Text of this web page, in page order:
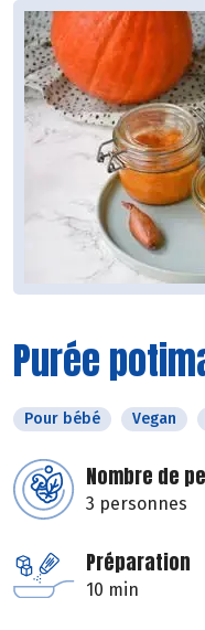
Purée
Pour bébé Vegan
Nombre de
3 personnes
Préparation
10 min